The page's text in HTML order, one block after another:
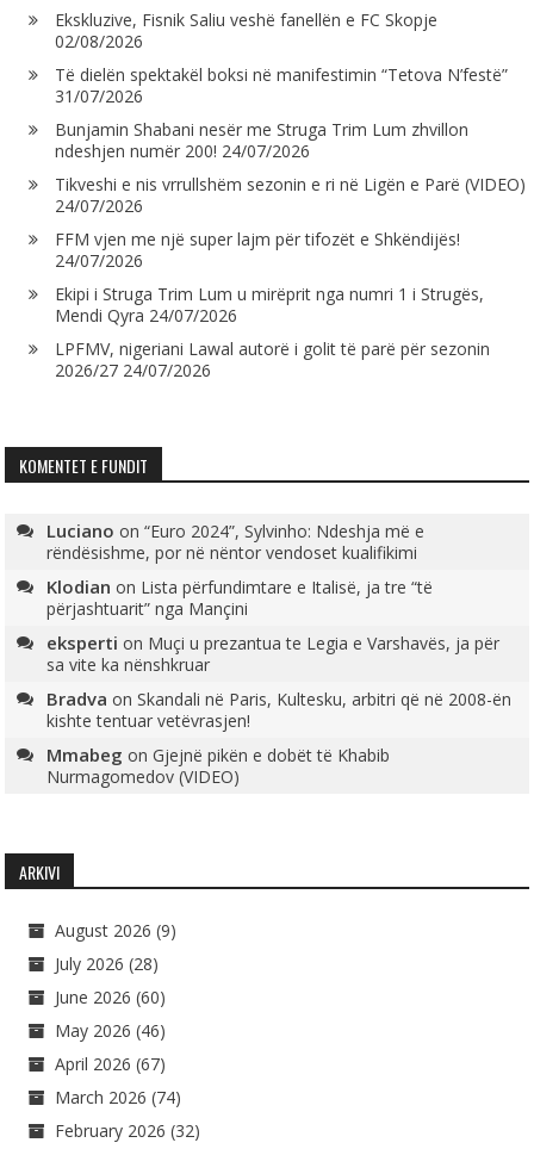
Ekskluzive, Fisnik Saliu veshë fanellën e FC Skopje
02/08/2026
Të dielën spektakël boksi në manifestimin “Tetova N’festë”
31/07/2026
Bunjamin Shabani nesër me Struga Trim Lum zhvillon
ndeshjen numër 200! 24/07/2026
Tikveshi e nis vrrullshëm sezonin e ri në Ligën e Parë (VIDEO)
24/07/2026
FFM vjen me një super lajm për tifozët e Shkëndijës!
24/07/2026
Ekipi i Struga Trim Lum u mirëprit nga numri 1 i Strugës,
Mendi Qyra 24/07/2026
LPFMV, nigeriani Lawal autorë i golit të parë për sezonin
2026/27 24/07/2026
KOMENTET E FUNDIT
Luciano on“Euro 2024”, Sylvinho: Ndeshja më e
rëndësishme, por në nëntor vendoset kualifikimi
Klodian on Lista përfundimtare e Italisë, ja tre “të
përjashtuarit” nga Mançini
eksperti on Muçi u prezantua te Legia e Varshavës, ja për
sa vite ka nënshkruar
Bradva onSkandali në Paris, Kultesku, arbitri që në 2008-ën
kishte tentuar vetëvrasjen!
Mmabeg onGjejnë pikën e dobët të Khabib
Nurmagomedov (VIDEO)
ARKIVI
August 2026 (9)
July 2026 (28)
June 2026 (60)
May 2026 (46)
April 2026 (67)
March 2026 (74)
February 2026 (32)